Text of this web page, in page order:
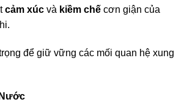
cảm xúc và kiềm chế cơn giận của
để giữ vững các mối quan hệ xung